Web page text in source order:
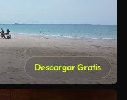
Descargar Gratis